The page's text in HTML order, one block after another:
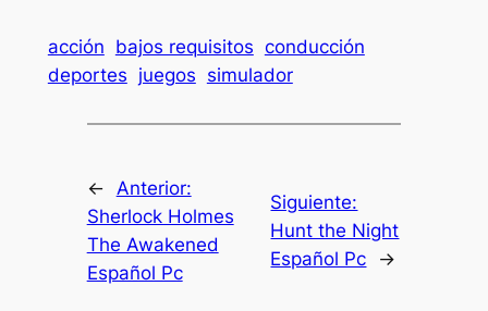
acción bajos requisitos conducción
deportes juegos simulador
←
Anterior:
Sherlock Holmes
The Awakened
Español Pc
Siguiente:
Hunt the Night
Español Pc
→